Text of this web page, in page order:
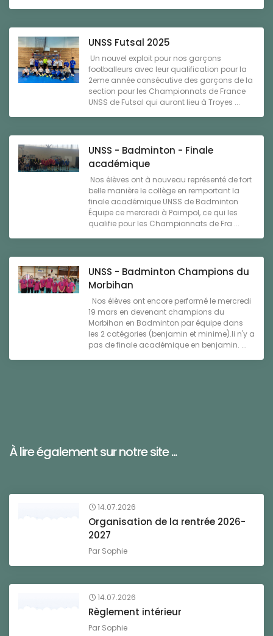
UNSS Futsal 2025
Un nouvel exploit pour nos garçons
footballeurs avec leur qualification pour la
2eme année consécutive des garçons de la
section pour les Championnats de France
UNSS de Futsal qui auront lieu à Troyes ...
UNSS - Badminton - Finale
académique
Nos élèves ont à nouveau représenté de fort
belle manière le collège en remportant la
finale académique UNSS de Badminton
Équipe ce mercredi à Paimpol, ce qui les
qualifie pour les Championnats de Fra ...
UNSS - Badminton Champions du
Morbihan
Nos élèves ont encore performé le mercredi
19 mars en devenant champions du
Morbihan en Badminton par équipe dans
les 2 catégories (benjamin et minime).Ii n'y a
pas de finale académique en benjamin. ...
À lire également sur notre site ...
14.07.2026
Organisation de la rentrée 2026-
2027
Par Sophie
14.07.2026
Règlement intérieur
Par Sophie